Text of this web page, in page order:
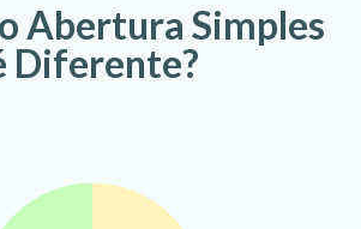
Abertura Simples
Diferente?